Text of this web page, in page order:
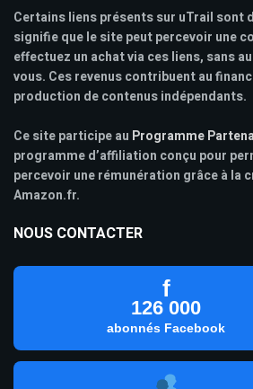
Certains liens présents sur uTrail sont
signifie que le site peut percevoir une
effectuez un achat via ces liens, sans
vous. Ces revenus contribuent au
production de contenus indépendants.
Ce site participe au Programme
programme d’affiliation conçu pour
percevoir une rémunération grâce à la
Amazon.fr.
NOUS CONTACTER
f
126 000
abonnés Facebook